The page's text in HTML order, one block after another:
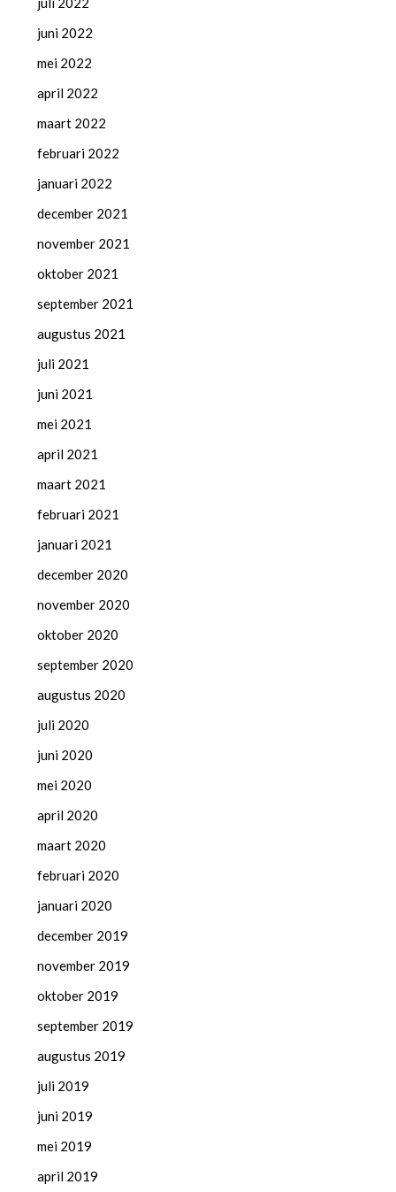
juni 2022
mei 2022
april 2022
maart 2022
februari 2022
januari 2022
december 2021
november 2021
oktober 2021
september 2021
augustus 2021
juli 2021
juni 2021
mei 2021
april 2021
maart 2021
februari 2021
januari 2021
december 2020
november 2020
oktober 2020
september 2020
augustus 2020
juli 2020
juni 2020
mei 2020
april 2020
maart 2020
februari 2020
januari 2020
december 2019
november 2019
oktober 2019
september 2019
augustus 2019
juli 2019
juni 2019
mei 2019
april 2019